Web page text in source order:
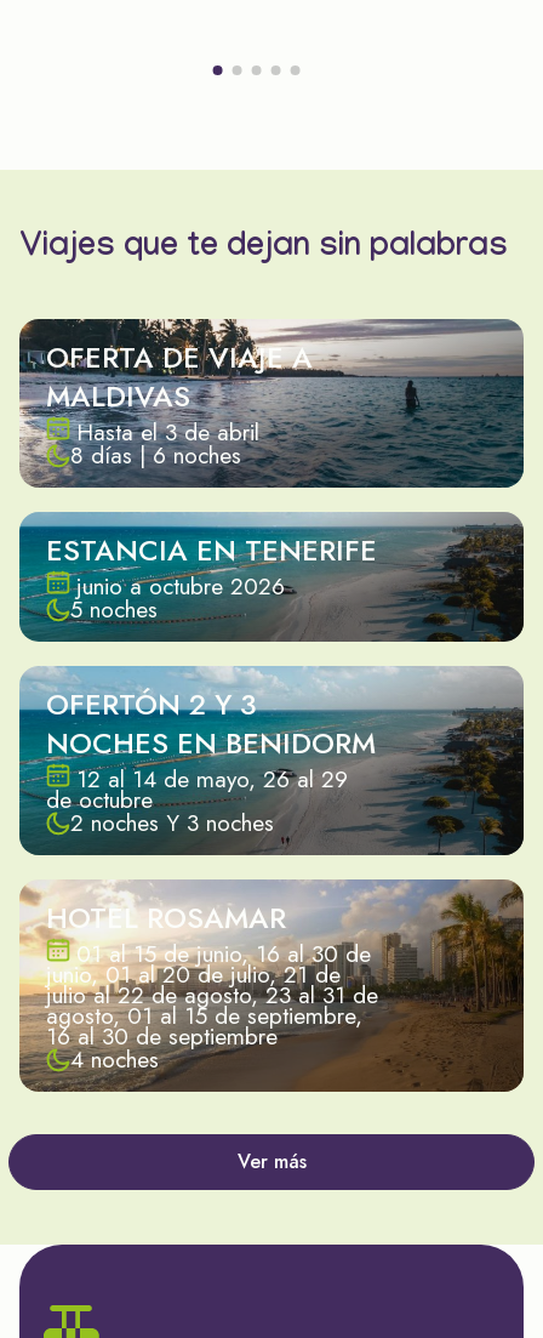
Viajes que te dejan sin palabras
OFERTA DE VIAJE A
MALDIVAS
Hasta el 3 de abril
8 días | 6 noches
ESTANCIA EN TENERIFE
junio a octubre 2026
5 noches
OFERTÓN 2 Y 3
NOCHES EN BENIDORM
12 al 14 de mayo, 26 al 29
de octubre
2 noches Y 3 noches
HOTEL ROSAMAR
01 al 15 de junio, 16 al 30 de
junio, 01 al 20 de julio, 21 de
julio al 22 de agosto, 23 al 31 de
agosto, 01 al 15 de septiembre,
16 al 30 de septiembre
4 noches
Ver más